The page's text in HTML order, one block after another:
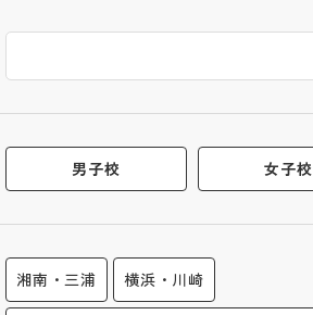
男子校 女子校
湘南・三浦 横浜・川崎